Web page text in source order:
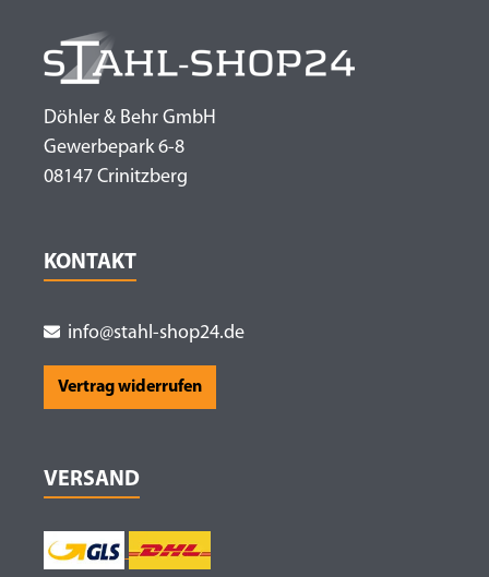
Döhler & Behr GmbH
Gewerbepark 6-8
08147 Crinitzberg
KONTAKT
info@stahl-shop24.de
Vertrag widerrufen
VERSAND